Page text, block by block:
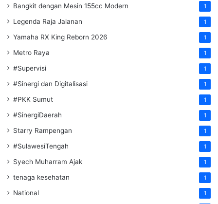
Bangkit dengan Mesin 155cc Modern 1
Legenda Raja Jalanan 1
Yamaha RX King Reborn 2026 1
Metro Raya 1
#Supervisi 1
#Sinergi dan Digitalisasi 1
#PKK Sumut 1
#SinergiDaerah 1
Starry Rampengan 1
#SulawesiTengah 1
Syech Muharram Ajak 1
tenaga kesehatan 1
National 1